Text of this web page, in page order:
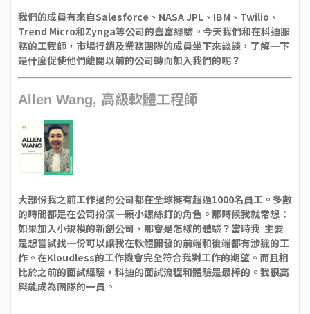
我們的成員有來自Salesforce、NASA JPL、IBM、Twilio、
Trend Micro和Zynga等公司的豐富經驗。今天我們和在科迪服
務的工程師，市場行銷及業務團隊的成員坐下來談談，了解一下
是什麼促使他們離開以前的公司轉而加入我們的呢？
Allen Wang, 高級軟體工程師
大部份我之前工作過的公司都在全球擁有超過1000名員工。多數
的時間都是在公司扮演一顆小螺絲釘的角色。那時候我就常想：
如果加入小規模的新創公司，那會是怎樣的體驗？當時我 主要
是想嘗試找一份可以讓我在軟體開發的前端和後端都有涉獵的工
作。在Kloudless的工作機會完全符合我對工作的期望。而且相
比於之前的面試經驗，科迪的面試流程和體驗是最棒的。我很高
興能成為團隊的一員。